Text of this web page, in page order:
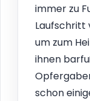
immer zu
Laufschritt
um zum
ihnen
schon